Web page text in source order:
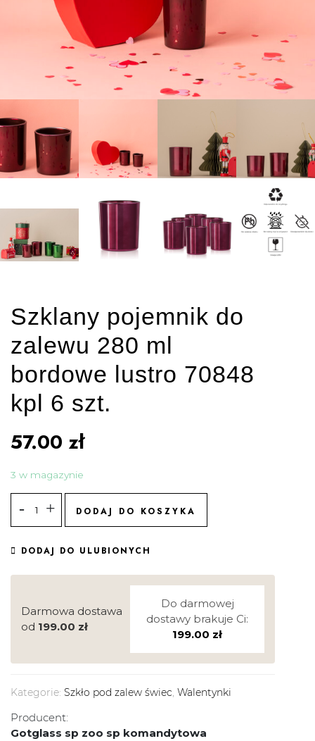
Szklany pojemnik do
zalewu 280 ml
bordowe lustro 70848
kpl 6 szt.
57.00 zł
3 w magazynie
DODAJ DO KOSZYKA
DODAJ DO ULUBIONYCH
Darmowa dostawa
od 199.00 zł
Do darmowej
dostawy brakuje Ci:
199.00 zł
Kategorie: Szkło pod zalew świec, Walentynki
Producent:
Gotglass sp zoo sp komandytowa